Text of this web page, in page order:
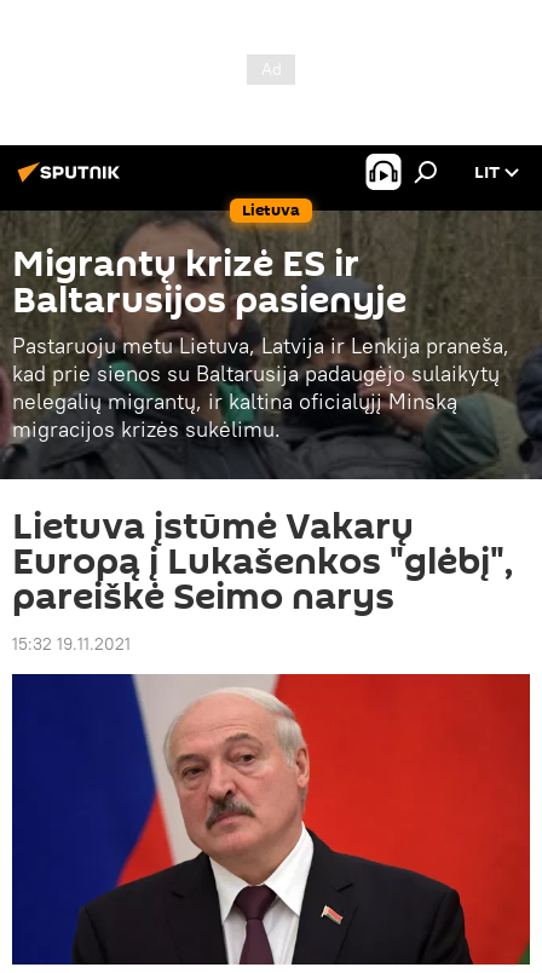
Lietuva
LIT
Migrantų krizė ES ir
Baltarusijos pasienyje
Pastaruoju metu Lietuva, Latvija ir Lenkija praneša,
kad prie sienos su Baltarusija padaugėjo sulaikytų
nelegalių migrantų, ir kaltina oficialųjį Minską
migracijos krizės sukėlimu.
Lietuva įstūmė Vakarų
Europą į Lukašenkos "glėbį",
pareiškė Seimo narys
15:32 19.11.2021